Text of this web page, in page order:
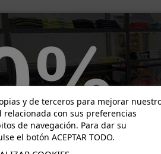
-48,00 €
y de terceros para mejorar
con sus preferencias
de navegación. Para dar su
el botón ACEPTAR TODO.